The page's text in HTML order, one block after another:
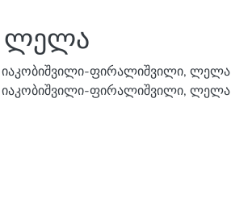
ლელა
იაკობიშვილი-ფირალიშვილი, ლელა
იაკობიშვილი-ფირალიშვილი, ლელა